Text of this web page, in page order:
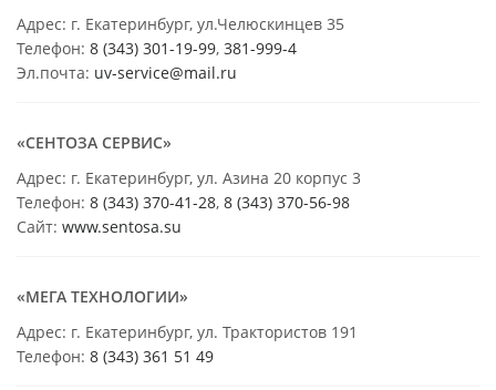
Адрес: г. Екатеринбург, ул.Челюскинцев 35
Телефон: 8 (343) 301-19-99, 381-999-4
Эл.почта: uv-service@mail.ru
«СЕНТОЗА СЕРВИС»
Адрес: г. Екатеринбург, ул. Азина 20 корпус 3
Телефон: 8 (343) 370-41-28, 8 (343) 370-56-98
Сайт: www.sentosa.su
«МЕГА ТЕХНОЛОГИИ»
Адрес: г. Екатеринбург, ул. Трактористов 191
Телефон: 8 (343) 361 51 49